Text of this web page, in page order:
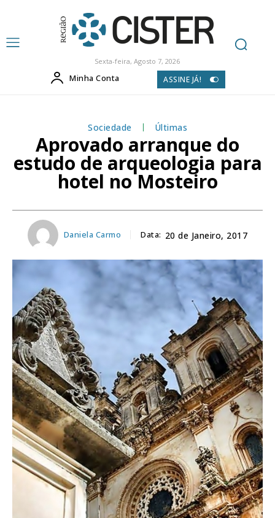
Sexta-feira, Agosto 7, 2026
Minha Conta ASSINE JÁ!
Sociedade Últimas
Aprovado arranque do
estudo de arqueologia para
hotel no Mosteiro
Daniela Carmo Data: 20 de Janeiro, 2017